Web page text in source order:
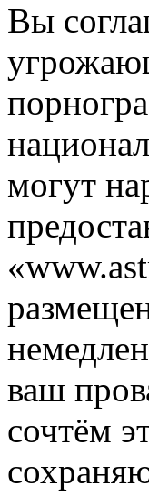
Вы
могут
ваш
сочтём